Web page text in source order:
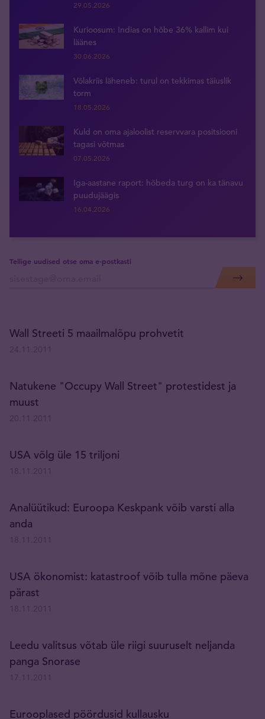
29.05.2026
Kurioosum: Indias on hõbe 36% kallim kui
läänes
30.06.2026
Võlakriis läheneb: turul on tekkimas täiuslik
torm
18.05.2026
Kuld on oma ajaloolist reservvara positsiooni
tagasi võtmas
07.05.2026
Iga-aastane raport: hõbeda turg on ka tänavu
puudujäägis
16.04.2026
Tellige uudised otse oma e-postkasti
Wall Streeti 5 maailmalõpu prohvetit
Natukene "Occupy Wall Street" protestidest ja
muust
USA võlg üle 15 triljoni
Analüütikud: Euroopa Keskpank võib varsti alla
anda
USA ökonomist: katastroof võib tulla mõne päeva
pärast
Leedu valitsus võtab üle riigi suuruselt neljanda
panga Snorase
Eurooplased pöördusid kullausku